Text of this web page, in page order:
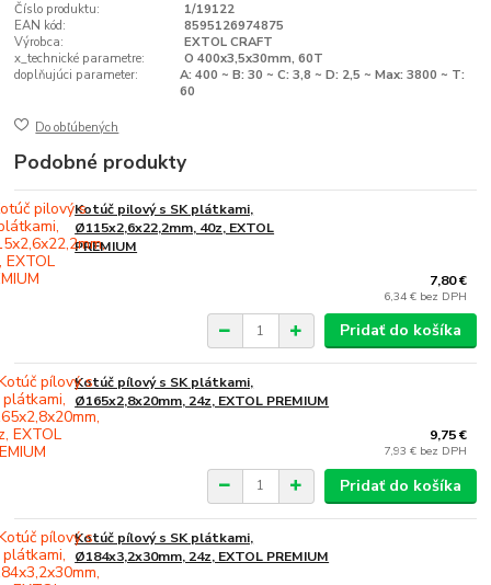
Číslo produktu:
1/19122
EAN kód:
8595126974875
Výrobca:
EXTOL CRAFT
x_technické parametre:
O 400x3,5x30mm, 60T
doplňujúci parameter:
A: 400 ~ B: 30 ~ C: 3,8 ~ D: 2,5 ~ Max: 3800 ~ T:
60
Do obľúbených
Podobné produkty
Kotúč pilový s SK plátkami,
Ø115x2,6x22,2mm, 40z, EXTOL
PREMIUM
7,80 €
6,34 € bez DPH
Pridať do košíka
Kotúč pílový s SK plátkami,
Ø165x2,8x20mm, 24z, EXTOL PREMIUM
9,75 €
7,93 € bez DPH
Pridať do košíka
Kotúč pílový s SK plátkami,
Ø184x3,2x30mm, 24z, EXTOL PREMIUM